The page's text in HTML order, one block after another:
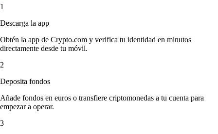
1
Descarga la app
Obtén la app de Crypto.com y verifica tu identidad en minutos
directamente desde tu móvil.
2
Deposita fondos
Añade fondos en euros o transfiere criptomonedas a tu cuenta para
empezar a operar.
3